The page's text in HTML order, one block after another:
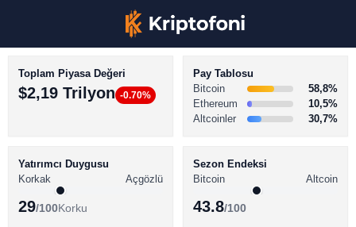
BİTCOİN HABERLERİ
ALTCOİN HABERLERİ
Toplam Piyasa Değeri
$2,19 Trilyon -0.70%
Pay Tablosu
Bitcoin
58,8%
Ethereum
10,5%
Altcoinler
30,7%
Yatırımcı Duygusu
Korkak
Açgözlü
29/100Korku
Sezon Endeksi
Bitcoin
Altcoin
43.8/100